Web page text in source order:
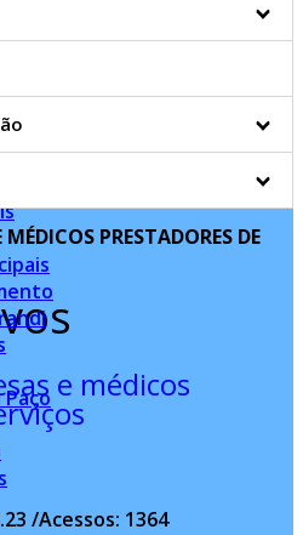
Urbanística
PRESTADORES DE
e médicos
/Acessos: 1364